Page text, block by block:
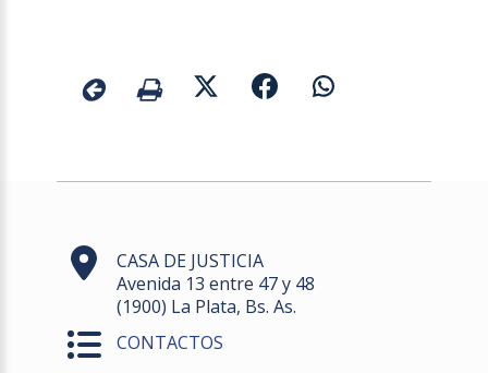
CASA DE JUSTICIA
Avenida 13 entre 47 y 48
(1900) La Plata, Bs. As.
CONTACTOS